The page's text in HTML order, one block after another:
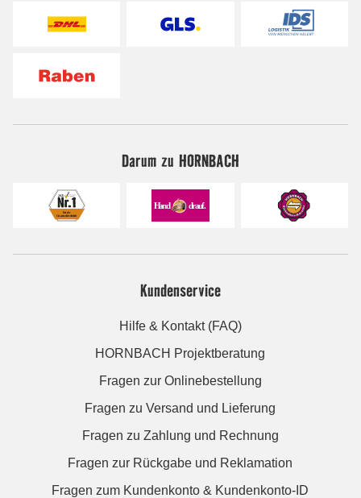
Darum zu HORNBACH
Kundenservice
Hilfe & Kontakt (FAQ)
HORNBACH Projektberatung
Fragen zur Onlinebestellung
Fragen zu Versand und Lieferung
Fragen zu Zahlung und Rechnung
Fragen zur Rückgabe und Reklamation
Fragen zum Kundenkonto & Kundenkonto-ID